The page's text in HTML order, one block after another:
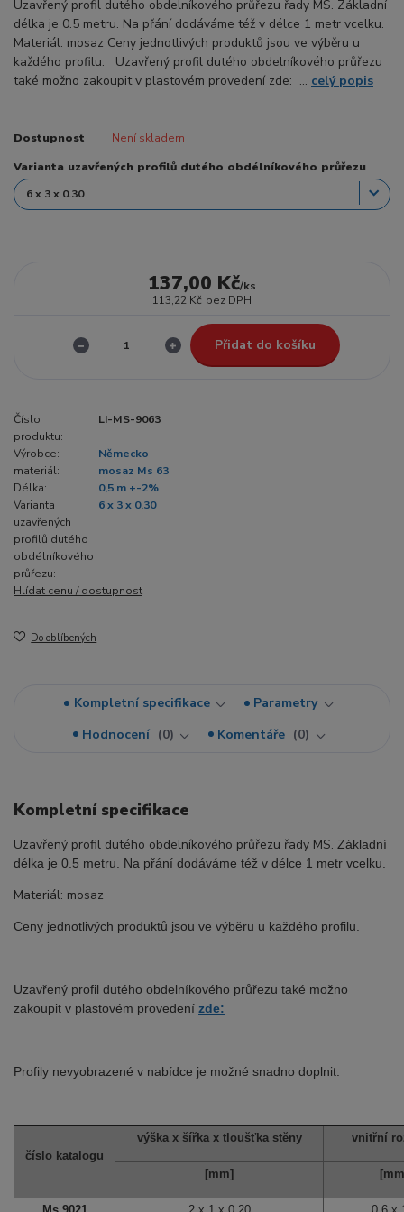
Uzavřený profil dutého obdelníkového průřezu řady MS. Základní
délka je 0.5 metru. Na přání dodáváme též v délce 1 metr vcelku.
Materiál: mosaz Ceny jednotlivých produktů jsou ve výběru u
každého profilu. Uzavřený profil dutého obdelníkového průřezu
také možno zakoupit v plastovém provedení zde: ... celý popis
Dostupnost Není skladem
Varianta uzavřených profilů dutého obdélníkového průřezu
137,00 Kč/ks
113,22 Kč bez DPH
Přidat do košíku
Číslo
produktu:
LI-MS-9063
Výrobce:
Německo
materiál:
mosaz Ms 63
Délka:
0,5 m +-2%
Varianta
uzavřených
profilů dutého
obdélníkového
průřezu:
6 x 3 x 0.30
Hlídat cenu / dostupnost
Do oblíbených
Kompletní specifikace
Parametry
Hodnocení
0 Komentáře 0
Kompletní specifikace
Uzavřený profil dutého obdelníkového průřezu řady MS. Základní
délka je 0.5 metru. Na přání dodáváme též v délce 1 metr vcelku.
Materiál: mosaz
Ceny jednotlivých produktů jsou ve výběru u každého profilu.
Uzavřený profil dutého obdelníkového průřezu také možno
zakoupit v plastovém provedení zde:
Profily nevyobrazené v nabídce je možné snadno doplnit.
číslo katalogu
výška x šířka x tloušťka stěny vnitřní
[mm]